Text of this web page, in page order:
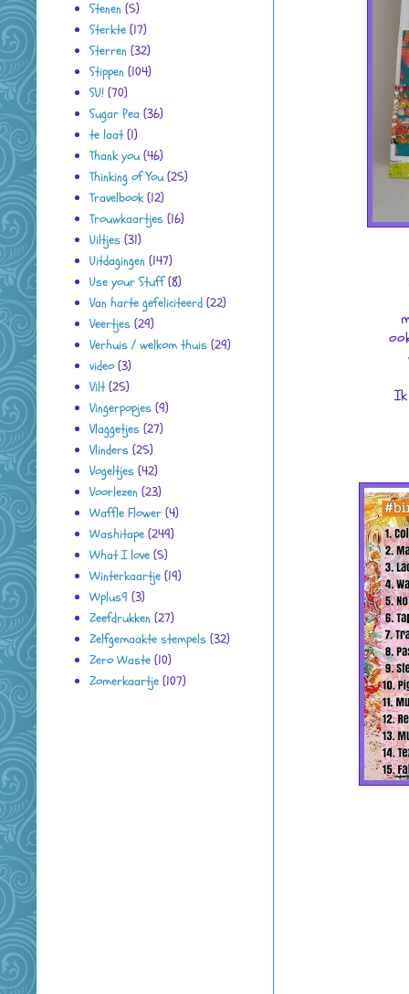
Ik
Stenen (5)
Sterkte (17)
Sterren (32)
Stippen (104)
SU! (70)
Sugar Pea (36)
te laat (1)
Thank you (46)
Thinking of You (25)
Travelbook (12)
Trouwkaartjes (16)
Uiltjes (31)
Uitdagingen (147)
Use your Stuff (8)
Van harte gefeliciteerd (22)
Veertjes (29)
Verhuis / welkom thuis (29)
video (3)
Vilt (25)
Vingerpopjes (9)
Vlaggetjes (27)
Vlinders (25)
Vogeltjes (42)
Voorlezen (23)
Waffle Flower (4)
Washitape (249)
What I love (5)
Winterkaartje (19)
Wplus9 (3)
Zeefdrukken (27)
Zelfgemaakte stempels (32)
Zero Waste (10)
Zomerkaartje (107)